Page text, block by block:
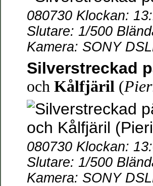
080730 Klockan:
Slutare: 1/500
Kamera: SONY
Silverstreckad
och Kålfjäril (
080730 Klockan:
Slutare: 1/500
Kamera: SONY